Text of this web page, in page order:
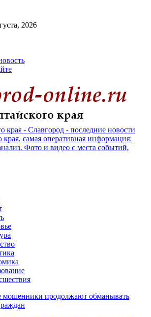
2026
края - Славгород - последние новости
края, самая оперативная информация:
Фото и видео с места событий,
мошенники продолжают обманывать